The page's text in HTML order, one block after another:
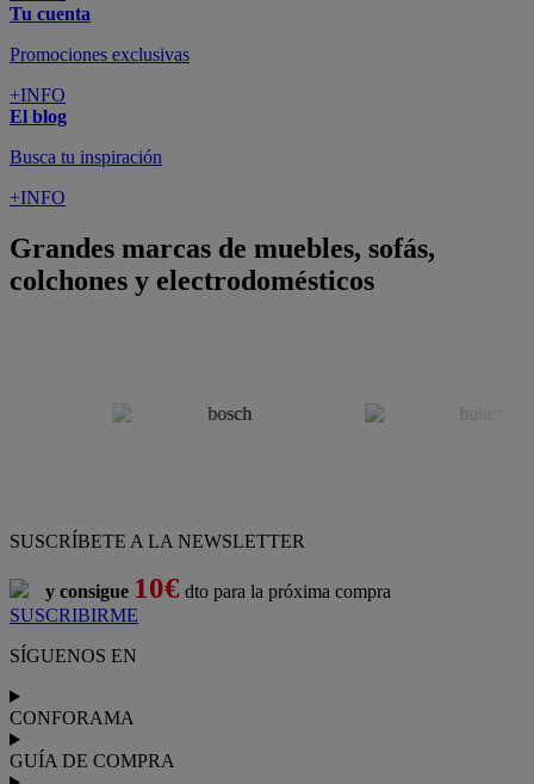
Tu cuenta
Promociones exclusivas
+INFO
El blog
Busca tu inspiración
+INFO
Grandes marcas de muebles, sofás,
colchones y electrodomésticos
SUSCRÍBETE A LA NEWSLETTER
y consigue 10€ dto para la próxima compra
SUSCRIBIRME
SÍGUENOS EN
CONFORAMA
GUÍA DE COMPRA